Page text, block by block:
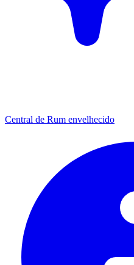
Central de Rum envelhecido